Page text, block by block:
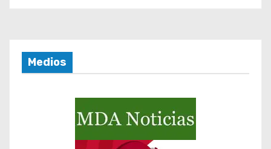
Medios